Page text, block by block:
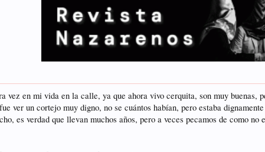
vez en mi vida en la calle, ya que ahora vivo cerquita, son muy buenas,
ver un cortejo muy digno, no se cuántos habían, pero estaba
es verdad que llevan muchos años, pero a veces pecamos de como